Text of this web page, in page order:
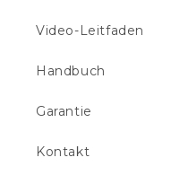
Video-Leitfaden
Handbuch
Garantie
Kontakt